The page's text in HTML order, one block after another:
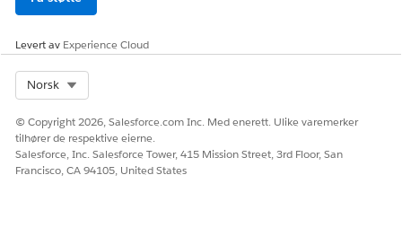
Aktiver leietagerhemmeligheter, og roter regelmessig.
Databasekryptering
Aktiver leietagerhemmeligheter, og roter regelmessig.
Shield Platform Encryption (tilleggskrypteringspolicy) -
Aktiver kryptering for støttede funksjoner
Aktiver kryptering i de støttede funksjonene.
Shield Platform Encryption (tilleggskrypteringspolicy) -
Levert av Experience Cloud
Norsk
© Copyright 2026, Salesforce.com Inc. Med enerett. Ulike varemerker
tilhører de respektive eierne.
Salesforce, Inc. Salesforce Tower, 415 Mission Street, 3rd Floor, San
Francisco, CA 94105, United States